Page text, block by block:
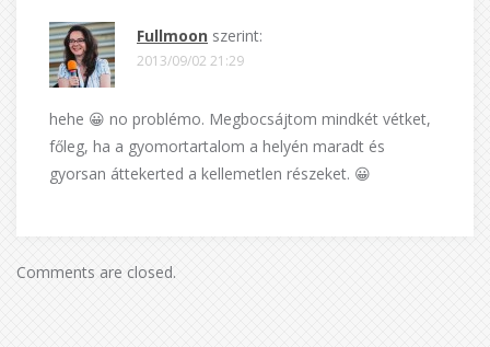
Fullmoon szerint:
2013/09/02 21:29
hehe 😀 no problémo. Megbocsájtom mindkét vétket,
főleg, ha a gyomortartalom a helyén maradt és
gyorsan áttekerted a kellemetlen részeket. 😀
Comments are closed.